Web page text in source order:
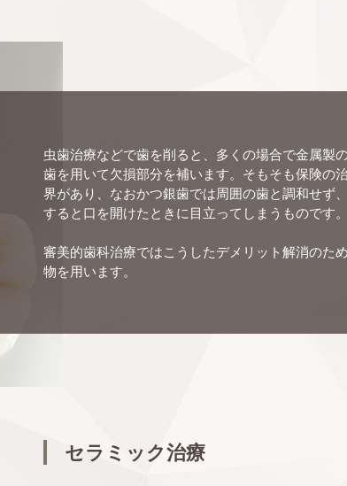
虫歯治療などで歯を削ると、多くの場合で金属製
歯を用いて欠損部分を補います。そもそも保険の
界があり、なおかつ銀歯では周囲の歯と調和せず
すると口を開けたときに目立ってしまうものです。
審美的歯科治療ではこうしたデメリット解消のた
物を用います。
セラミック治療